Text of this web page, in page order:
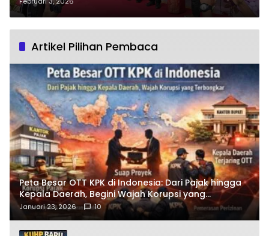
Penuh Kepedulian Untuk Anak
Artikel Pilihan Pembaca
Peta Besar OTT KPK di Indonesia: Dari Pajak hingga
Kepala Daerah, Begini Wajah Korupsi yang
Terbongkar
Januari 23, 2026 10